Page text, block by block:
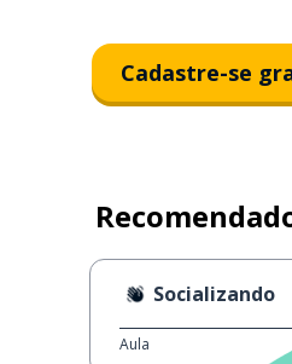
Cadastre-se
Socializando
Aula